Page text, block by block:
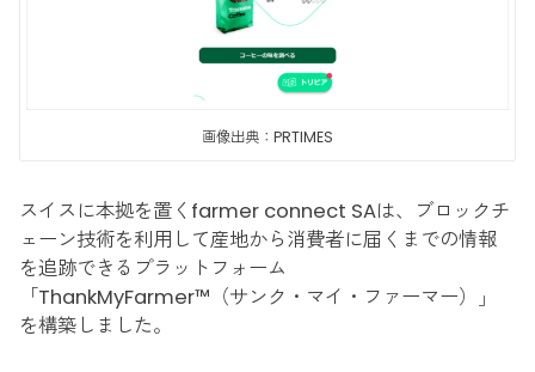
画像出典：PRTIMES
スイスに本拠を置くfarmer connect SAは、ブロックチ
ェーン技術を利用して産地から消費者に届くまでの情報
を追跡できるプラットフォーム
「ThankMyFarmer™（サンク・マイ・ファーマー）」
を構築しました。